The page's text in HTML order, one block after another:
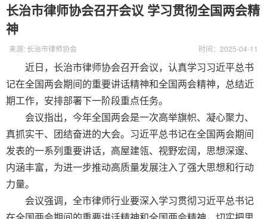
长治市律师协会召开会议 学习贯彻全国两会精
神
来源: 长治市律师协会
时间：2025-04-11
近日，长治市律师协会召开会议，认真学习习近平总书
记在全国两会期间的重要讲话精神和全国两会精神，总结近
期工作，安排部署下一阶段重点任务。
会议指出，今年全国两会是一次高举旗帜、凝心聚力、
真抓实干、团结奋进的大会。习近平总书记在全国两会期间
发表的一系列重要讲话，高屋建瓴、视野宏阔，思想深邃、
内涵丰富，为进一步推动高质量发展注入了强大思想和行动
力量。
会议强调，全市律师行业要深入学习贯彻习近平总书记